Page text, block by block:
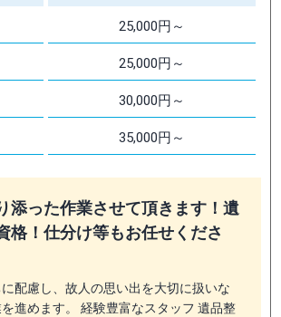
25,000円～
25,000円～
30,000円～
35,000円～
添った作業させて頂きます！遺
格！仕分け等もお任せくださ
配慮し、故人の思い出を大切に扱いな
進めます。 経験豊富なスタッフ 遺品整